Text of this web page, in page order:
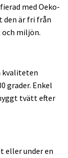
med Oeko-
den är fri från
och miljön.
kvaliteten
grader. Enkel
tvätt efter
eller under en